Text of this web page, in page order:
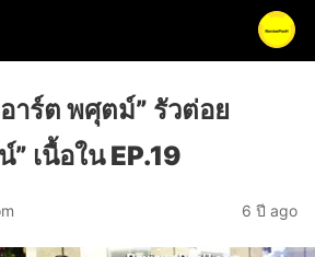
าร์ต พศุตม์” รัวต่อย
เนื้อใน EP.19
6 ปี ago